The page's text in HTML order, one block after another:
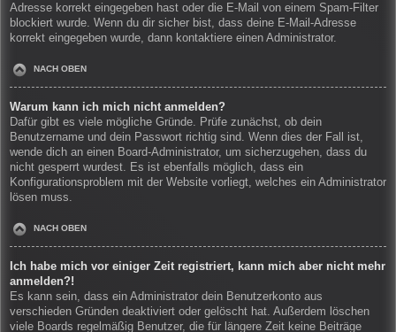
Adresse korrekt eingegeben hast oder die E-Mail von einem Spam-Filter
blockiert wurde. Wenn du dir sicher bist, dass deine E-Mail-Adresse
korrekt eingegeben wurde, dann kontaktiere einen Administrator.
NACH OBEN
Warum kann ich mich nicht anmelden?
Dafür gibt es viele mögliche Gründe. Prüfe zunächst, ob dein
Benutzername und dein Passwort richtig sind. Wenn dies der Fall ist,
wende dich an einen Board-Administrator, um sicherzugehen, dass du
nicht gesperrt wurdest. Es ist ebenfalls möglich, dass ein
Konfigurationsproblem mit der Website vorliegt, welches ein Administrator
lösen muss.
NACH OBEN
Ich habe mich vor einiger Zeit registriert, kann mich aber nicht mehr
anmelden?!
Es kann sein, dass ein Administrator dein Benutzerkonto aus
verschieden Gründen deaktiviert oder gelöscht hat. Außerdem löschen
viele Boards regelmäßig Benutzer, die für längere Zeit keine Beiträge